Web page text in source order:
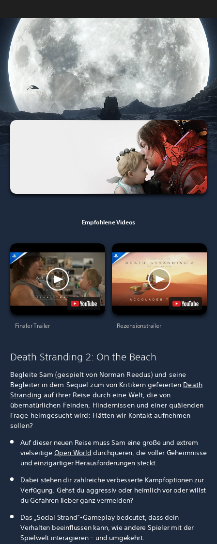
Empfohlene Videos
Finaler Trailer Rezensionstrailer
Death Stranding 2: On the Beach
Begleite Sam (gespielt von Norman Reedus) und seine
Begleiter in dem Sequel zum von Kritikern gefeierten Death
Stranding auf ihrer Reise durch eine Welt, die von
übernatürlichen Feinden, Hindernissen und einer quälenden
Frage heimgesucht wird: Hätten wir Kontakt aufnehmen
sollen?
Auf dieser neuen Reise muss Sam eine große und extrem
vielseitige Open World durchqueren, die voller Geheimnisse
und einzigartiger Herausforderungen steckt.
Dabei stehen dir zahlreiche verbesserte Kampfoptionen zur
Verfügung. Gehst du aggressiv oder heimlich vor oder willst
du Gefahren lieber ganz vermeiden?
Das „Social Strand“-Gameplay bedeutet, dass dein
Verhalten beeinflussen kann, wie andere Spieler mit der
Spielwelt interagieren – und umgekehrt.